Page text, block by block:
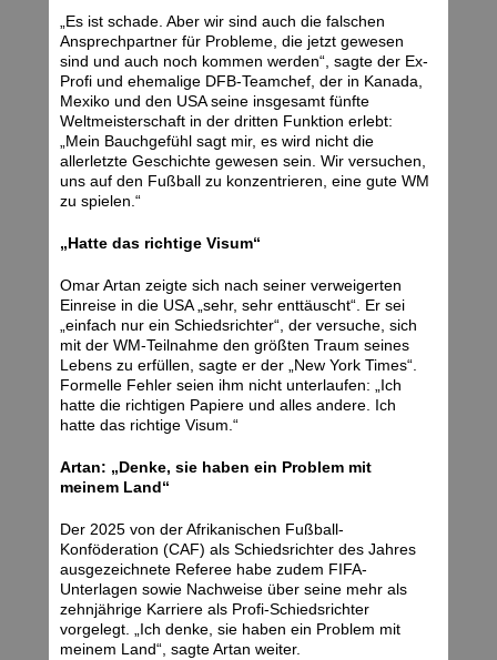
„Es ist schade. Aber wir sind auch die falschen
Ansprechpartner für Probleme, die jetzt gewesen
sind und auch noch kommen werden“, sagte der Ex-
Profi und ehemalige DFB-Teamchef, der in Kanada,
Mexiko und den USA seine insgesamt fünfte
Weltmeisterschaft in der dritten Funktion erlebt:
„Mein Bauchgefühl sagt mir, es wird nicht die
allerletzte Geschichte gewesen sein. Wir versuchen,
uns auf den Fußball zu konzentrieren, eine gute WM
zu spielen.“
„Hatte das richtige Visum“
Omar Artan zeigte sich nach seiner verweigerten
Einreise in die USA „sehr, sehr enttäuscht“. Er sei
„einfach nur ein Schiedsrichter“, der versuche, sich
mit der WM-Teilnahme den größten Traum seines
Lebens zu erfüllen, sagte er der „New York Times“.
Formelle Fehler seien ihm nicht unterlaufen: „Ich
hatte die richtigen Papiere und alles andere. Ich
hatte das richtige Visum.“
Artan: „Denke, sie haben ein Problem mit
meinem Land“
Der 2025 von der Afrikanischen Fußball-
Konföderation (CAF) als Schiedsrichter des Jahres
ausgezeichnete Referee habe zudem FIFA-
Unterlagen sowie Nachweise über seine mehr als
zehnjährige Karriere als Profi-Schiedsrichter
vorgelegt. „Ich denke, sie haben ein Problem mit
meinem Land“, sagte Artan weiter.